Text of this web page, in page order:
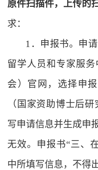
原件扫描件，上传的
求：
1 ． 申报书。申
留学人员和专家服
会）官网，选择申报
（国家资助博士后
写申请信息并生成申
无效。申报书“三、
中所填写信息，不得